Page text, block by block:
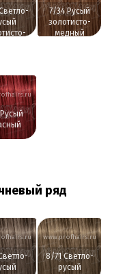
7/34 Русый
золотисто-
медный
ряд
www.profhairs.ru
8/71 Светло-
русый